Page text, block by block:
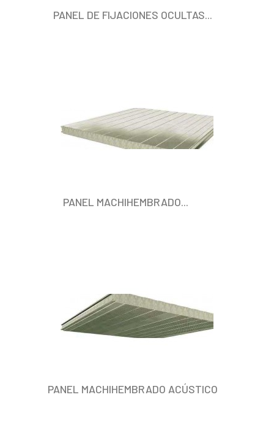
PANEL DE FIJACIONES OCULTAS...
PANEL MACHIHEMBRADO...
PANEL MACHIHEMBRADO ACÚSTICO